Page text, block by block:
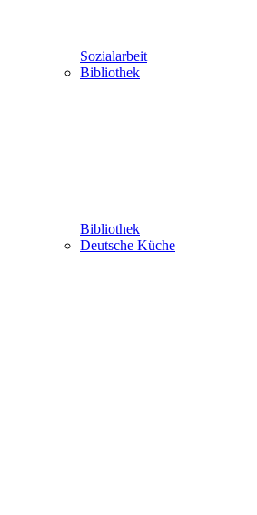
Sozialarbeit
Bibliothek
Bibliothek
Deutsche Küche